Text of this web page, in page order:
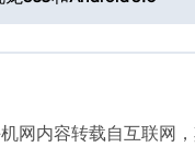
机网内容转载自互联网